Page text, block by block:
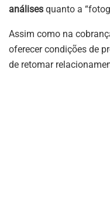
análises quanto a
Assim como na
oferecer condições de
de retomar